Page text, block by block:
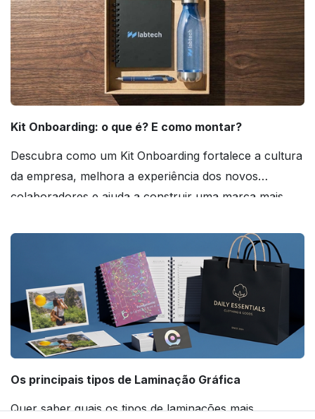
Kit Onboarding: o que é? E como montar?
Descubra como um Kit Onboarding fortalece a cultura
da empresa, melhora a experiência dos novos
colaboradores e ajuda a construir uma marca mais
Os principais tipos de Laminação Gráfica
Quer saber quais os tipos de laminações mais